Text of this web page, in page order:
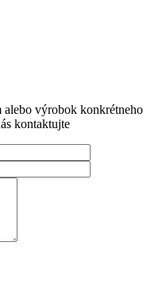
alebo výrobok konkrétneho
kontaktujte